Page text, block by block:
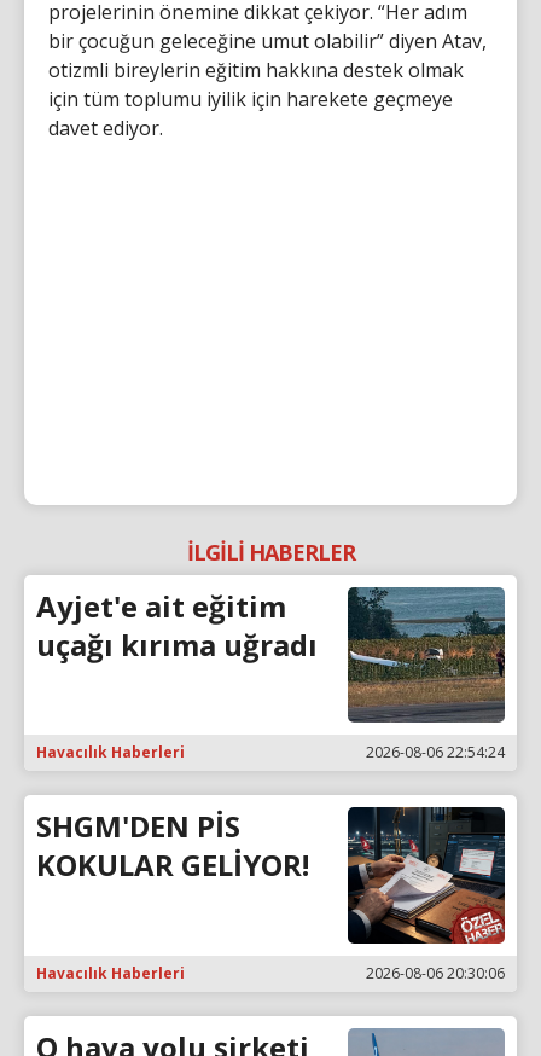
projelerinin önemine dikkat çekiyor. “Her adım
bir çocuğun geleceğine umut olabilir” diyen Atav,
otizmli bireylerin eğitim hakkına destek olmak
için tüm toplumu iyilik için harekete geçmeye
davet ediyor.
İLGİLİ HABERLER
Ayjet'e ait eğitim
uçağı kırıma uğradı
Havacılık Haberleri 2026-08-06 22:54:24
SHGM'DEN PİS
KOKULAR GELİYOR!
Havacılık Haberleri 2026-08-06 20:30:06
O hava yolu şirketi